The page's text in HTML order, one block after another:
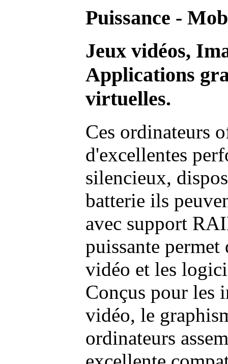
Puissance -
Jeux vidéos,
Applications
virtuelles.
Ces ordinateurs
d'excellentes
silencieux,
batterie ils
avec support
puissante permet
vidéo et les
Conçus pour les
vidéo, le
ordinateurs